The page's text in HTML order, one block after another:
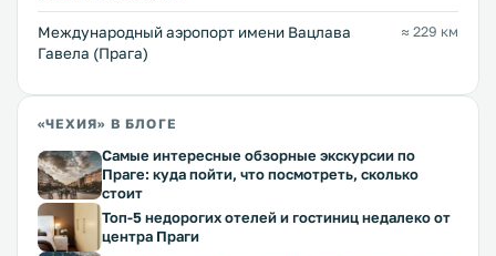
Международный аэропорт имени Вацлава
Гавела (Прага)
≈ 229 км
«ЧЕХИЯ» В БЛОГЕ
Самые интересные обзорные экскурсии по
Праге: куда пойти, что посмотреть, сколько
стоит
Топ-5 недорогих отелей и гостиниц недалеко от
центра Праги